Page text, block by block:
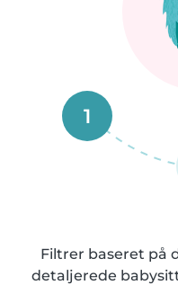
1
Filtrer baseret på
detaljerede